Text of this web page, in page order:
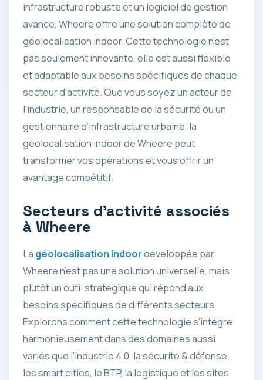
infrastructure robuste et un logiciel de gestion
avancé, Wheere offre une solution complète de
géolocalisation indoor. Cette technologie n’est
pas seulement innovante, elle est aussi flexible
et adaptable aux besoins spécifiques de chaque
secteur d’activité. Que vous soyez un acteur de
l’industrie, un responsable de la sécurité ou un
gestionnaire d’infrastructure urbaine, la
géolocalisation indoor de Wheere peut
transformer vos opérations et vous offrir un
avantage compétitif.
Secteurs d’activité associés
à Wheere
La géolocalisation indoordéveloppée par
Wheere n’est pas une solution universelle, mais
plutôt un outil stratégique qui répond aux
besoins spécifiques de différents secteurs.
Explorons comment cette technologie s’intègre
harmonieusement dans des domaines aussi
variés que l’industrie 4.0, la sécurité & défense,
les smart cities, le BTP, la logistique et les sites